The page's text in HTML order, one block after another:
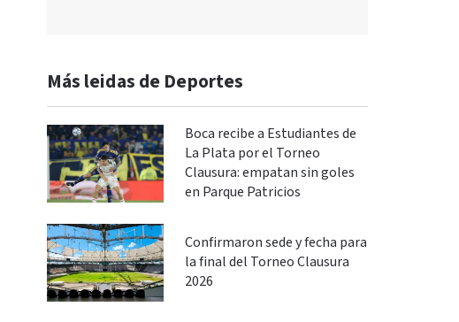
Más leidas de Deportes
Boca recibe a Estudiantes de
La Plata por el Torneo
Clausura: empatan sin goles
en Parque Patricios
Confirmaron sede y fecha para
la final del Torneo Clausura
2026